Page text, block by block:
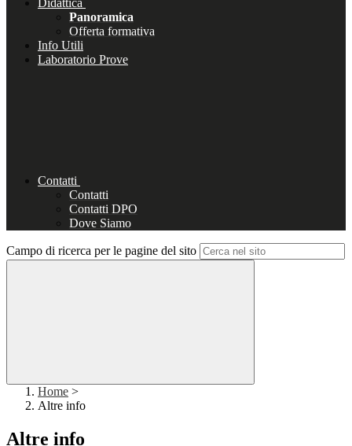
Didattica
Panoramica
Offerta formativa
Info Utili
Laboratorio Prove
Contatti
Contatti
Contatti DPO
Dove Siamo
Campo di ricerca per le pagine del sito
Home >
Altre info
Altre info